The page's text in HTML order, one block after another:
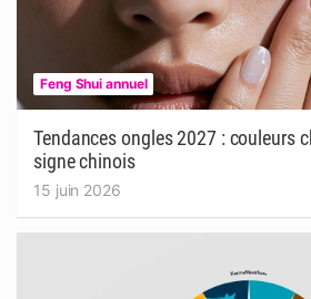
Feng Shui annuel
Tendances ongles 2027 : couleurs
signe chinois
15 juin 2026